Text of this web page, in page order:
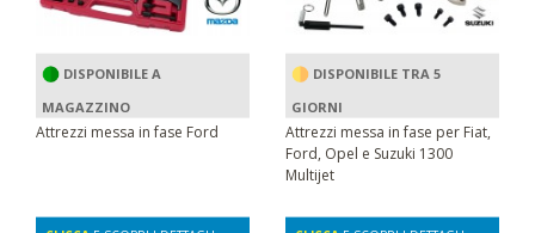
DISPONIBILE A
MAGAZZINO
Attrezzi messa in fase Ford
DISPONIBILE TRA 5
GIORNI
Attrezzi messa in fase per Fiat,
Ford, Opel e Suzuki 1300
Multijet